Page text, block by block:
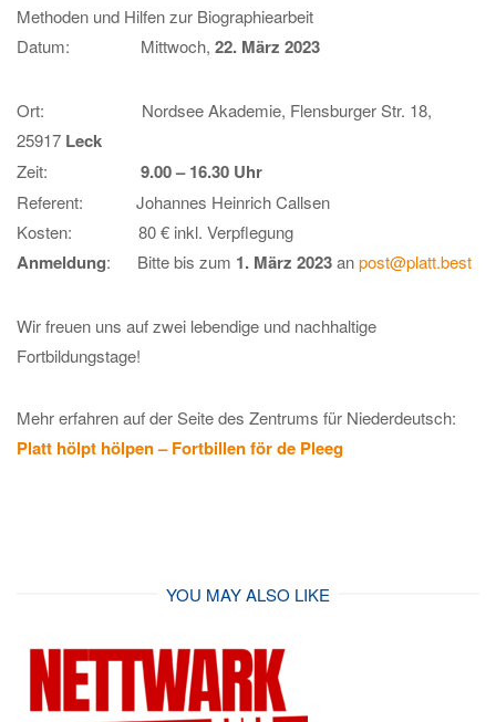
Methoden und Hilfen zur Biographiearbeit
Datum: Mittwoch, 22. März 2023
Ort: Nordsee Akademie, Flensburger Str. 18,
25917 Leck
Zeit: 9.00 – 16.30 Uhr
Referent: Johannes Heinrich Callsen
Kosten: 80 € inkl. Verpflegung
Anmeldung: Bitte bis zum 1. März 2023anpost@platt.best
Wir freuen uns auf zwei lebendige und nachhaltige
Fortbildungstage!
Mehr erfahren auf der Seite des Zentrums für Niederdeutsch:
Platt hölpt hölpen – Fortbillen för de Pleeg
YOU MAY ALSO LIKE